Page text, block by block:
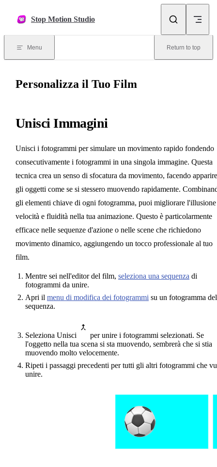
Stop Motion Studio
Menu Return to top
Personalizza il Tuo Film
Unisci Immagini
Unisci i fotogrammi per simulare un movimento rapido fondendo
consecutivamente i fotogrammi in una singola immagine. Questa
tecnica crea un senso di sfocatura da movimento, facendo apparire
gli oggetti come se si stessero muovendo rapidamente.
gli elementi chiave di ogni fotogramma, puoi migliorare
velocità e fluidità nella tua animazione. Questo è particolarmente
efficace nelle sequenze d'azione o nelle scene che richiedono
movimento dinamico, aggiungendo un tocco professionale al tuo
film.
Mentre sei nell'editor del film, seleziona una sequenza di
fotogrammi da unire.
Apri il menu di modifica dei fotogrammi su un fotogramma
sequenza.
Seleziona Unisci
per unire i fotogrammi selezionati. Se
l'oggetto nella tua scena si sta muovendo, sembrerà che si stia
muovendo molto velocemente.
Ripeti i passaggi precedenti per tutti gli altri fotogrammi che
unire.